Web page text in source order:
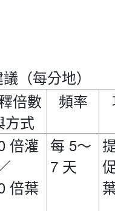
（每分地）
倍數
方式
頻率
倍灌
倍葉
每 5～
7 天